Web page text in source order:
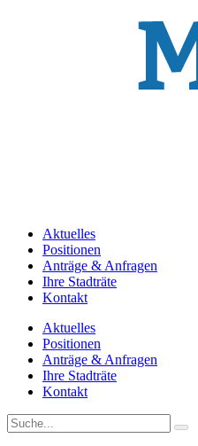
Aktuelles
Positionen
Anträge & Anfragen
Ihre Stadträte
Kontakt
Aktuelles
Positionen
Anträge & Anfragen
Ihre Stadträte
Kontakt